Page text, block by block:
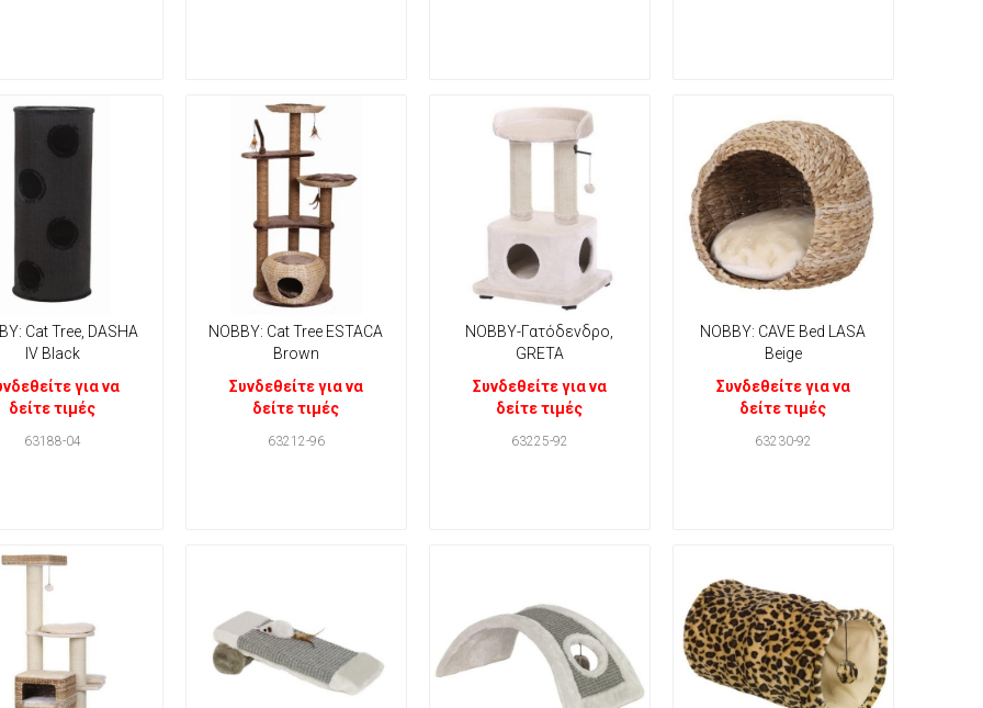
Cat Tree, DASHA
IV Black
για να
δείτε τιμές
63188-04
NOBBY: Cat Tree ESTACA
Brown
Συνδεθείτε για να
δείτε τιμές
63212-96
NOBBY-Γατόδενδρο,
GRETA
Συνδεθείτε για να
δείτε τιμές
63225-92
NOBBY: CAVE Bed LASA
Beige
Συνδεθείτε για να
δείτε τιμές
63230-92